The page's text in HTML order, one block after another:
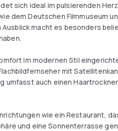
sich ideal im pulsierenden
dem Deutschen Filmmuseum
macht es besonders
im modernen Stil
mit
umfasst auch einen
wie ein Restaurant,
Sonnenterrasse genießen. Mit